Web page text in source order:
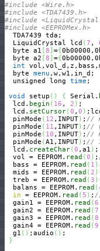
#include <Wire.h>
#include <TDA7439.h>
#include
#include <EEPROMex.h>
  TDA7439 tda;
  LiquidCrystal lcd
(7 ,
  byte a1
[8 ] ={
  byte a2
[8 ] ={
int
  byte
menu ,w,w1,in_d;
  unsigned long
time ;
void
setup ( ) { Serial.
  lcd.
begin ( 16 , 2 ) ;
  lcd.
setCursor(0 , 0 )
  pinMode
( 12 ,INPUT) ; //
  pinMode
( 11 ,INPUT) ; //
  pinMode
( 10 ,INPUT) ; //
  pinMode
(A1,INPUT) ; //
  lcd.
createChar(0 ,a1 ) ;
  vol = EEPROM.
read (0 ) ;
  bass = EEPROM.
read ( 1 )
  mids = EEPROM.
read (2 )
  treb = EEPROM.
read (3 )
  balans = EEPROM.
read (
in = EEPROM. read (5 ) ;
  gain1 = EEPROM.
read (6
  gain2 = EEPROM.
read (7
  gain3 = EEPROM.
read (8
  gain4 = EEPROM.
read (9
  g1
( ) ;audio ( ) ;
}